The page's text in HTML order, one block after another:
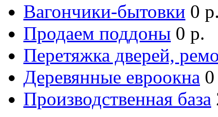
Вагончики-бытовки 0
Продаем поддоны 0 р.
Перетяжка дверей,
Деревянные евроокна
Производственная база